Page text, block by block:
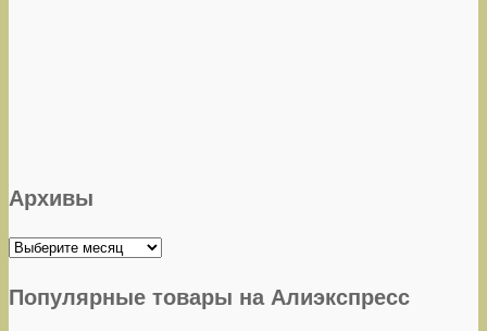
Архивы
Архивы
Популярные товары на Алиэкспресс